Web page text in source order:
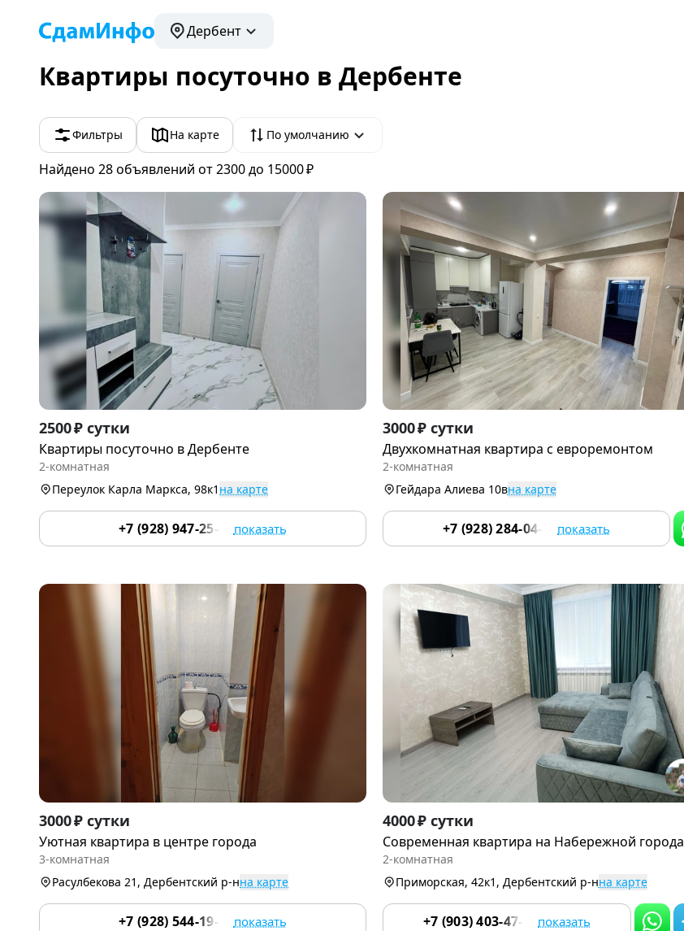
Дербент
Квартиры посуточно в Дербенте
Фильтры На карте По умолчанию
Найдено 28объявлений от 2300 до 15000 ₽
Item
1
of
2500 ₽ сутки
Квартиры посуточно в Дербенте
2-комнатная
Переулок Карла Маркса, 98к1 на карте
+7 (928) 947-25-47показать
Item
1
of
3000 ₽ сутки
Двухкомнатная квартира с евроремонтом
2-комнатная
Гейдара Алиева 10вна карте
+7 (928) 284-04-42показать
Все фото и описание объекта
Перейти в объявление
Item
1
of
3000 ₽ сутки
Уютная квартира в центре города
3-комнатная
Расулбекова 21, Дербентский р-нна карте
+7 (928) 544-19-74 показать
Item
1
of
4000 ₽ сутки
Современная квартира на Набережной города
2-комнатная
Приморская, 42к1, Дербентский р-нна карте
+7 (903) 403-47-03 показать